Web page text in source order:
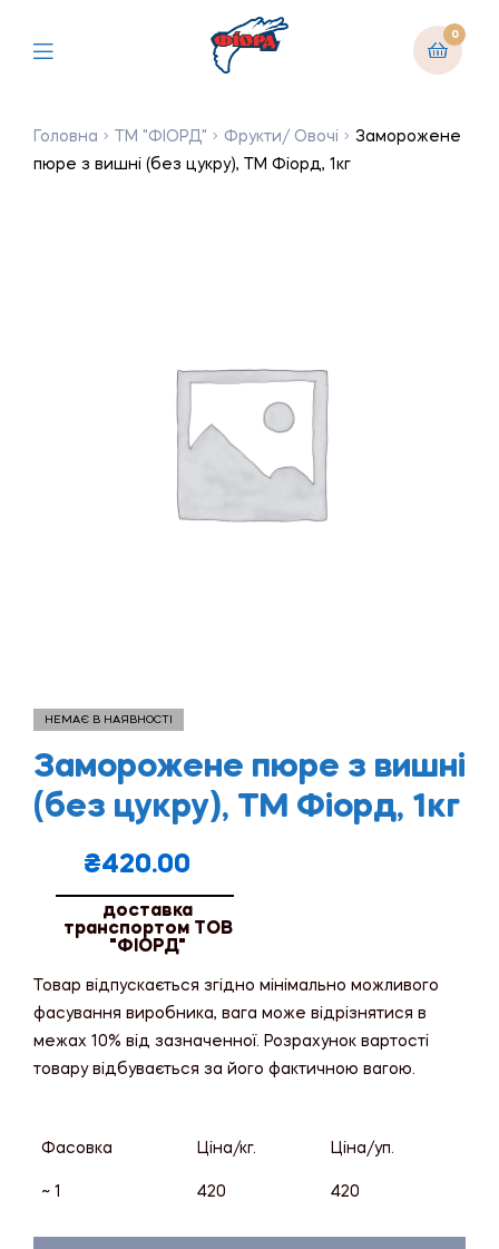
0
Головна ТМ "ФІОРД" Фрукти/ Овочі
Заморожене
пюре з вишні (без цукру), ТМ Фіорд, 1кг
НЕМАЄ В НАЯВНОСТІ
Заморожене пюре з вишні
(без цукру), ТМ Фіорд, 1кг
₴420.00
доставка
транспортом ТОВ
"ФІОРД"
Товар відпускається згідно мінімально можливого
фасування виробника, вага може відрізнятися в
межах 10% від зазначенної. Розрахунок вартості
товару відбувається за його фактичною вагою.
Фасовка Ціна/кг. Ціна/уп.
~ 1 420 420